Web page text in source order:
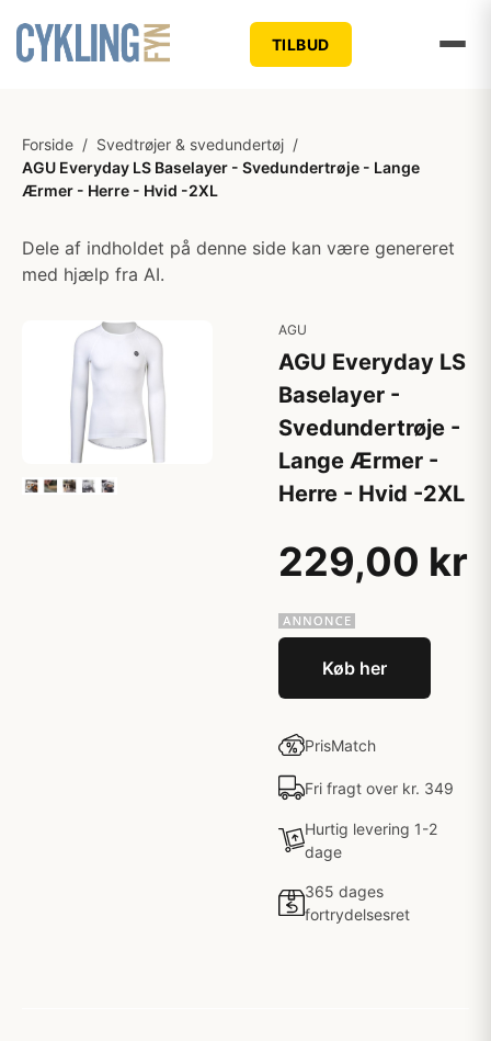
TILBUD
Forside / Svedtrøjer & svedundertøj /
AGU Everyday LS Baselayer - Svedundertrøje - Lange
Ærmer - Herre - Hvid -2XL
Dele af indholdet på denne side kan være genereret
med hjælp fra AI.
AGU
AGU Everyday LS
Baselayer -
Svedundertrøje -
Lange Ærmer -
Herre - Hvid -2XL
229,00 kr
Køb her
PrisMatch
Fri fragt over kr. 349
Hurtig levering 1-2
dage
365 dages
fortrydelsesret